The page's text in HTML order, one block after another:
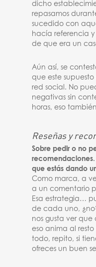
dicho
repasamos
sucedido con
hacía referencia
de que era un
Aún así, se
que este
red social. No
negativas sin
horas, eso
Reseñas y
Sobre pedir o no
recomendaciones.
que estás dando
Como marca, a
a un comentario
Esa estrategia…
de cada uno,
nos gusta ver que
eso anima al resto
todo, repito, si
ofreces un buen